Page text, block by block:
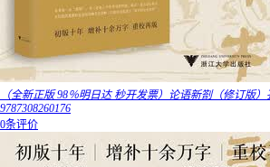
（全新正版 98％明日达 秒开发票）论语新劄（修订版
9787308260176
0条评价